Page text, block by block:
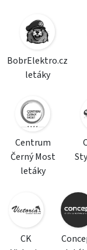
BobrElektro.cz
letáky
Centrum
Černý Most
letáky
CK